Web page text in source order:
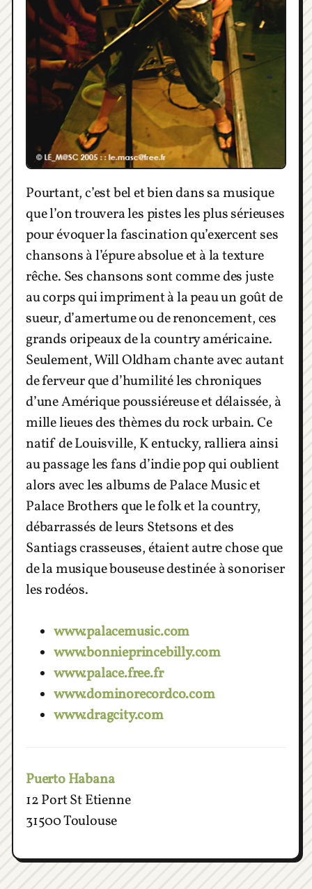
Pourtant, c’est bel et bien dans sa musique
que l’on trouvera les pistes les plus sérieuses
pour évoquer la fascination qu’exercent ses
chansons à l’épure absolue et à la texture
rêche. Ses chansons sont comme des juste
au corps qui impriment à la peau un goût de
sueur, d’amertume ou de renoncement, ces
grands oripeaux de la country américaine.
Seulement, Will Oldham chante avec autant
de ferveur que d’humilité les chroniques
d’une Amérique poussiéreuse et délaissée, à
mille lieues des thèmes du rock urbain. Ce
natif de Louisville, K entucky, ralliera ainsi
au passage les fans d’indie pop qui oublient
alors avec les albums de Palace Music et
Palace Brothers que le folk et la country,
débarrassés de leurs Stetsons et des
Santiags crasseuses, étaient autre chose que
de la musique bouseuse destinée à sonoriser
les rodéos.
www.palacemusic.com
www.bonnieprincebilly.com
www.palace.free.fr
www.dominorecordco.com
www.dragcity.com
Puerto Habana
12 Port St Etienne
31500 Toulouse